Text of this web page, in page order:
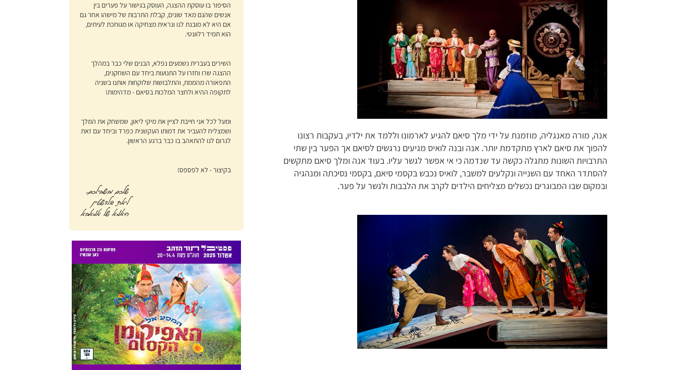
אנה, מורה מאנגליה, מוזמנת על ידי מלך סיאם להגיע לארמונו וללמד את ילדיו, בעקבות רצונו
להפוך את סיאם לארץ מתקדמת יותר. אנה ובנה לואיס מגיעים נרגשים לסיאם אך הפער בין שתי
התרבויות השונות מתגלה כקשה עד שנדמה כי אי אפשר לגשר עליו. בעוד אנה ומלך סיאם מתקשים
להסתדר האחד עם השנייה ונקלעים למשבר, לואיס נכבש בקסמי סיאם, בקסמי נסיכתה ומנהגיה
ובמקום שבו המבוגרים נכשלים מצליחים הילדים לקרב את הלבבות ולגשר על פער.
הסיפור בו עוסקת ההצגה, העוסק בגישור על פערים בין
אנשים שהנם מאד שונים, קבלת התרבות של מישהו אחר גם
אם היא לא מובנת לנו ונראית מצחיקה או מגוחכת לעיתים,
הוא תמיד רלוונטי.
השירים בעברית נשמעים נפלא, הבנים שלי כבר במהלך
ההצגה שרו וחזרו על התנועות ביחד עם השחקנים,
התפאורה מהממת, והתלבושות שלוקחות אותנו בשניה
לתקופה ההיא ולחצר המלכות בסיאם - מדהימות!
ומעל לכל אני חייבת לציין את מיקי ליאון, שמשחק את המלך
ושמצליח להעביר את דמותו העקשנית כפרד וביחד עם זאת
לגרום לנו להתאהב בו כבר ברגע הראשון.
בקיצור - לא לפספס!